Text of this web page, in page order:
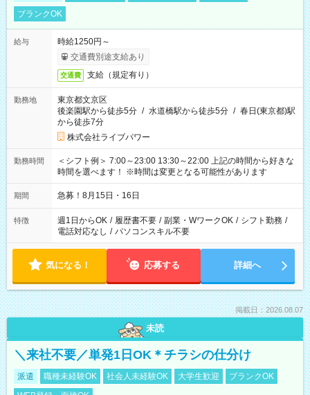
ブランクOK
給与
時給1250円～
交通費別途支給あり
交通費 支給（規定有り）
勤務地
東京都文京区
後楽園駅から徒歩5分 / 水道橋駅から徒歩5分 / 春日(東京都)駅
から徒歩7分
株式会社ライブパワー
勤務時間
＜シフト例＞ 7:00～23:00 13:30～22:00 上記の時間から好きな
時間を選べます！ ※時間は変更となる可能性があります
期間 急募！8月15日・16日
特徴 週1日からOK / 履歴書不要 / 副業・WワークOK / シフト勤務 /
電話対応なし / パソコンスキル不要
気になる！ 応募する 詳細へ
掲載日：2026.08.07
未読
＼来社不要／単発1日OK＊チラシの仕分け
派遣 職種未経験OK 社会人未経験OK 大学生歓迎
ブランクOK